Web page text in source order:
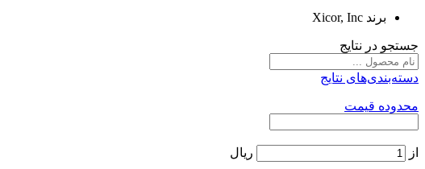
برند Xicor, Inc
جستجو در نتایج
دسته‌بندی‌های نتایج
محدوده قیمت
از ریال